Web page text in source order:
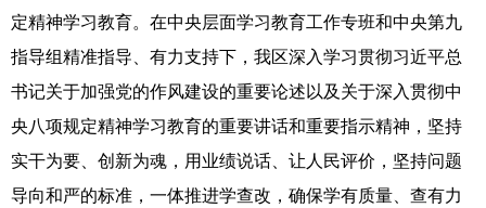
会展 彩票 娱乐 时尚
悦读 公益 书画 一带一路
亚太网 上市公司 文化产业
地方频道
定精神学习教育。在中央层面学习教育工作专班和中央第九
指导组精准指导、有力支持下，我区深入学习贯彻习近平总
书记关于加强党的作风建设的重要论述以及关于深入贯彻中
央八项规定精神学习教育的重要讲话和重要指示精神，坚持
实干为要、创新为魂，用业绩说话、让人民评价，坚持问题
导向和严的标准，一体推进学查改，确保学有质量、查有力